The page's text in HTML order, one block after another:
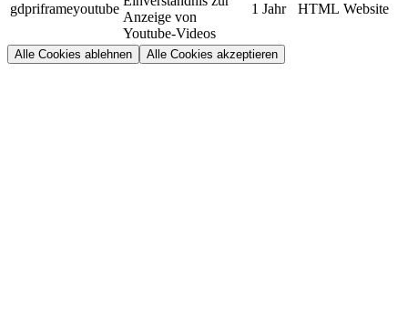
gdpriframeyoutube
Anzeige von
Youtube-Videos
1 Jahr HTML Website
Alle Cookies ablehnen Alle Cookies akzeptieren